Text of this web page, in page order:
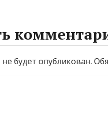
будет опубликован.